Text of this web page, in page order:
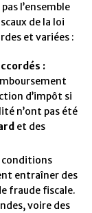
l’ensemble
de la loi
et variées :
:
d’impôt si
n’ont pas été
et des
conditions
entraîner des
fraude fiscale.
voire des